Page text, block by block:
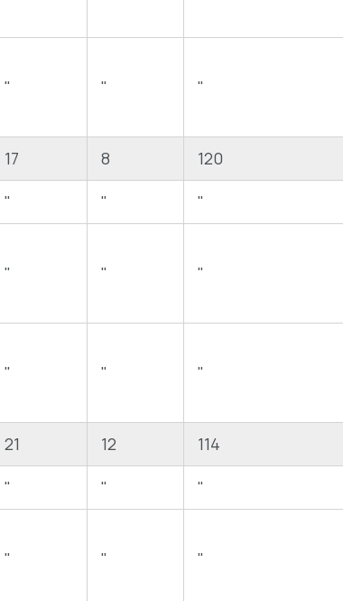
" " "
17 8
120
" "
"
" " "
" " "
21 12
114
" "
"
" " "